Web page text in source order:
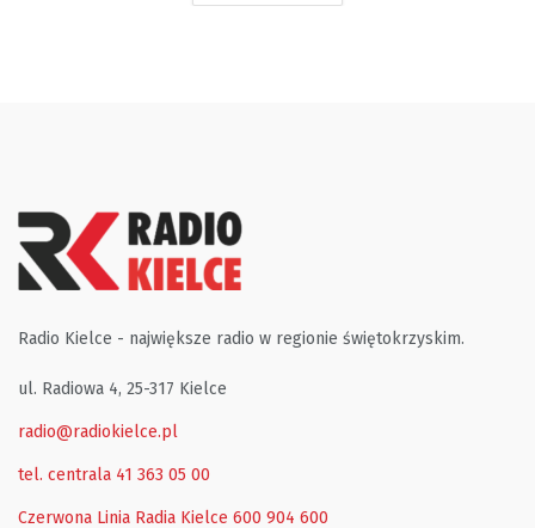
Radio Kielce - największe radio w regionie świętokrzyskim.
ul. Radiowa 4, 25-317 Kielce
radio@radiokielce.pl
tel. centrala 41 363 05 00
Czerwona Linia Radia Kielce 600 904 600